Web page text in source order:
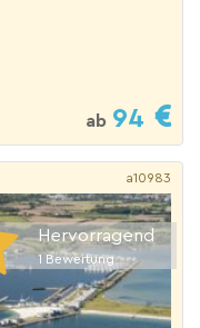
ab 94
a10983
Hervorragend
1 Bewertung